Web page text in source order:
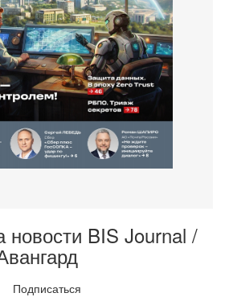
новости BIS Journal /
Подписаться